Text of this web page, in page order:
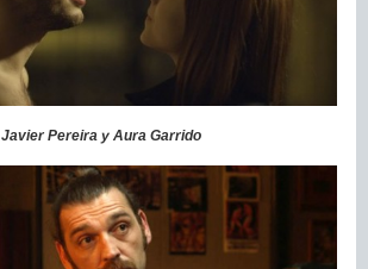
Javier Pereira y Aura Garrido